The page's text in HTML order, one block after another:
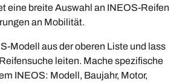
eine breite Auswahl an INEOS-Reifen
an Mobilität.
Modell aus der oberen Liste und lass
leiten. Mache spezifische
INEOS: Modell, Baujahr, Motor,